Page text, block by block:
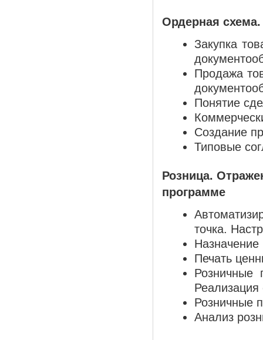
Ордерная
Закупка
Продажа
Понятие
Создание
Типовые
Розница.
программе
точка.
Назначение
Печать
Розничные
Розничные
Анализ